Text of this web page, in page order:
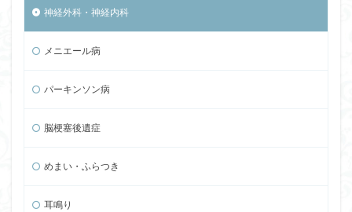
神経外科・神経内科
メニエール病
パーキンソン病
脳梗塞後遺症
めまい・ふらつき
耳鳴り